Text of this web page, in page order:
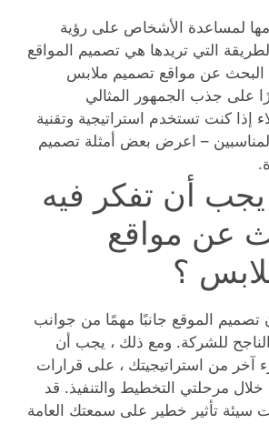
لمساعدة الأشخاص على رؤية
التي تريدها هي تصميم المواقع
البحث عن مواقع تصميم ملابس
على جذب الجمهور المثالي
إذا كنت تستخدم استراتيجية وتقنية
– اعرض بعض أمثلة تصميم
يجب أن تفكر فيه
عن مواقع
؟
تصميم الموقع جانبًا مهمًا من جوانب
للشركة. ومع ذلك ، يجب أن
آخر من استراتيجيتك ، على قرارات
خلال مرحلتي التخطيط والتنفيذ. قد
سيئة تأثير خطير على سمعتك العامة